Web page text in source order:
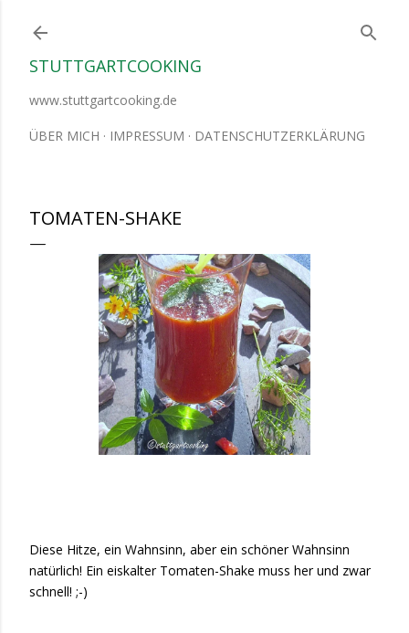
STUTTGARTCOOKING
www.stuttgartcooking.de
ÜBER MICH IMPRESSUM DATENSCHUTZERKLÄRUNG
TOMATEN-SHAKE
Diese Hitze, ein Wahnsinn, aber ein schöner Wahnsinn
natürlich! Ein eiskalter Tomaten-Shake muss her und zwar
schnell! ;-)